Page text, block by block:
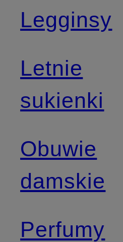
Legginsy
Letnie
sukienki
Obuwie
damskie
Perfumy